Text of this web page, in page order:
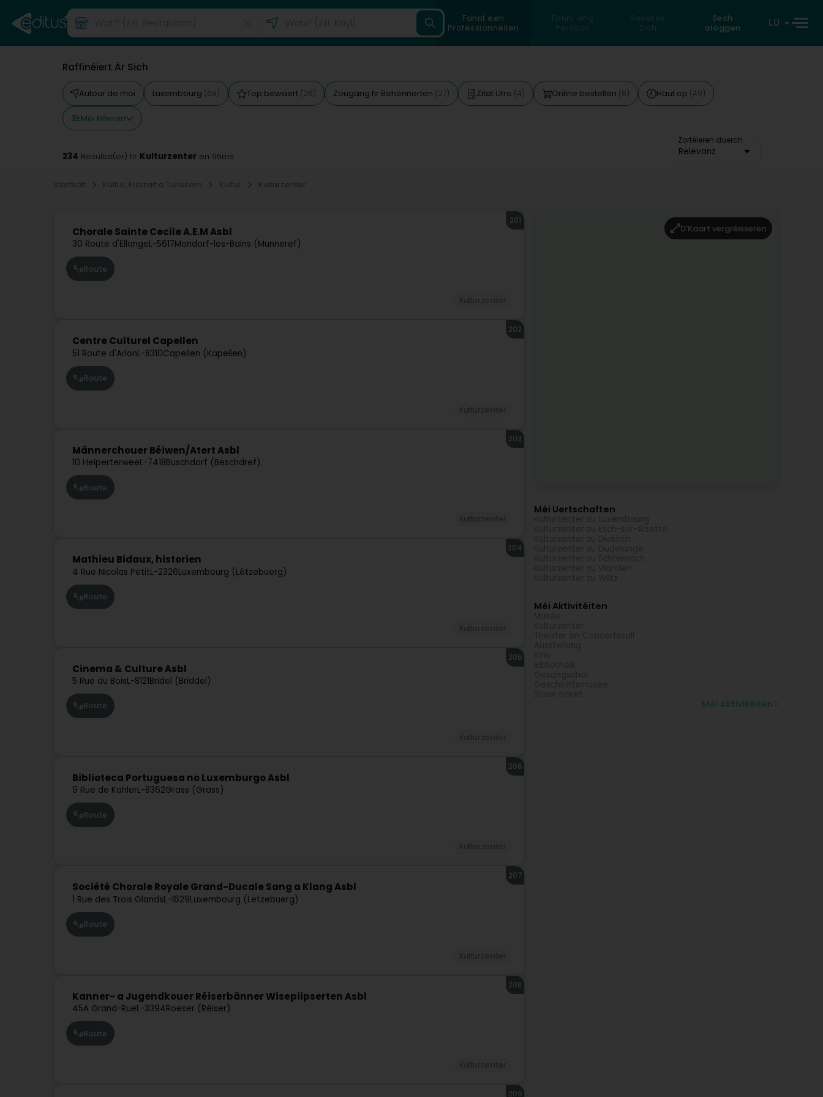
Fannt een
Professionnellen
Fannt eng
Persoun
Reverse
Sich
Sech
aloggen
LU
Raffinéiert Är Sich
Autour de moi Luxembourg (68) Top bewäert (26) Zougang fir Behënnerten (27) Zitat Ufro (4) Online bestellen (6) Haut op (49)
Méi Filteren
Zortéieren duerch
Relevanz
234 Resultat(er) fir Kulturzenter en 96ms
Startsäit Kultur, Fräizäit a Turissem Kultur Kulturzenter
Chorale Sainte Cecile A.E.M Asbl
30 Route d'EllangeL-5617Mondorf-les-Bains (Munneref)
201
Route
Centre Culturel Capellen
51 Route d'ArlonL-8310Capellen (Kapellen)
202
Route
Männerchouer Béiwen/Atert Asbl
10 HelperterweeL-7418Buschdorf (Bëschdref)
203
Route
Mathieu Bidaux, historien
4 Rue Nicolas PetitL-2326Luxembourg (Lëtzebuerg)
204
Route
Cinema & Culture Asbl
5 Rue du BoisL-8121Bridel (Briddel)
205
Route
Biblioteca Portuguesa no Luxemburgo Asbl
9 Rue de KahlerL-8362Grass (Grass)
206
Route
Société Chorale Royale Grand-Ducale Sang a Klang Asbl
1 Rue des Trois GlandsL-1629Luxembourg (Lëtzebuerg)
207
Route
Kanner- a Jugendkouer Réiserbänner Wisepiipserten Asbl
45A Grand-RueL-3394Roeser (Réiser)
208
Route
209
D'Kaart vergréisseren
Méi Uertschaften
Méi Aktivitéiten
Méi Aktivitéiten